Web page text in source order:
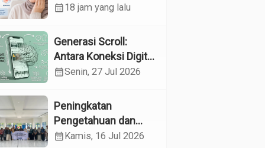
Harus Khawatir dan
Dilakukan?
calendar_month18 jam yang lalu
Generasi Scroll:
Antara Koneksi Digital
dan Kerapuhan
calendar_monthSenin, 27 Jul 2026
Peningkatan
Pengetahuan dan
Perilaku Pemeliharaan
calendar_monthKamis, 16 Jul 2026